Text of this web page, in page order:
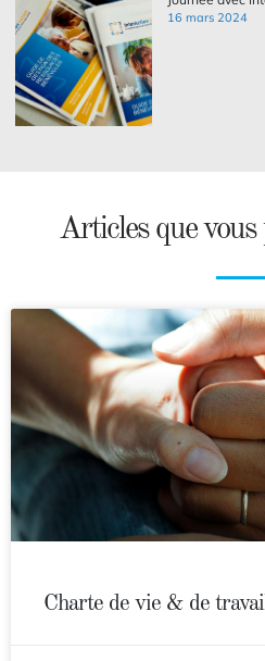
16 mars 2024
Articles que
Charte de vie & de